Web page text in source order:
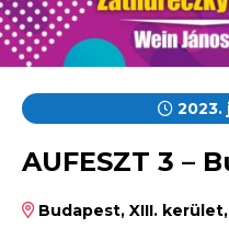
2023.
AUFESZT 3 –
Budapest, XIII.